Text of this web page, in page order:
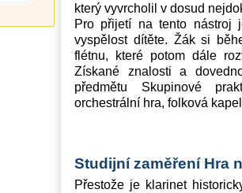
který vyvrcholil v dosud
Pro přijetí na tento nástroj
vyspělost dítěte. Žák si
flétnu, které potom dále
Získané znalosti a
předmětu Skupinové
orchestrální hra, folková
Studijní zaměření Hra
Přestože je klarinet